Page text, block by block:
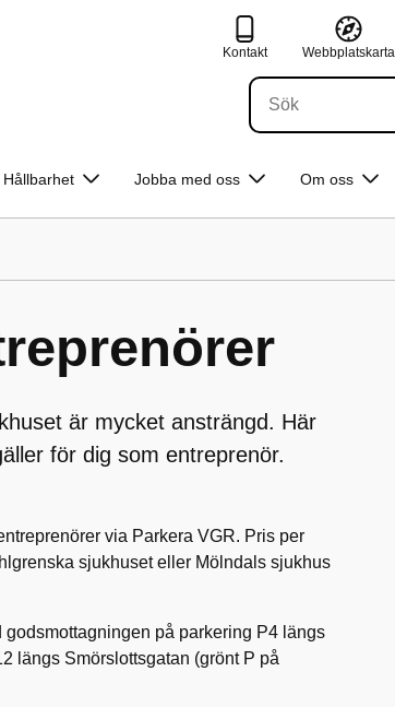
Kontakt Webbplatskarta
Hållbarhet Jobba med oss Om oss
är mycket ansträngd. Här
för dig som entreprenör.
via Parkera VGR. Pris per
sjukhuset eller Mölndals sjukhus
på parkering P4 längs
längs Smörslottsgatan (grönt P på